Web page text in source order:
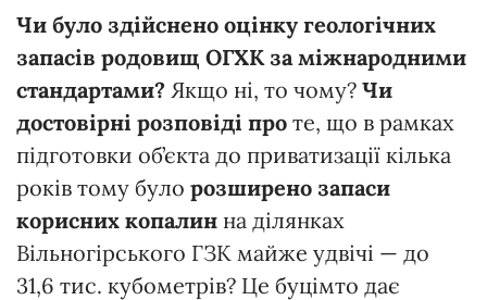
Чи було здійснено оцінку геологічних
запасів родовищ ОГХК за міжнародними
стандартами? Якщо ні, то чому? Чи
достовірні розповіді про те, що в рамках
підготовки об’єкта до приватизації кілька
років тому було розширено запаси
корисних копалин на ділянках
Вільногірського ГЗК майже удвічі — до
31,6 тис. кубометрів? Це буцімто дає